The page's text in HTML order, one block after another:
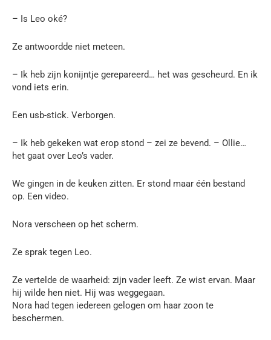
– Is Leo oké?
Ze antwoordde niet meteen.
– Ik heb zijn konijntje gerepareerd… het was gescheurd. En ik
vond iets erin.
Een usb-stick. Verborgen.
– Ik heb gekeken wat erop stond – zei ze bevend. – Ollie…
het gaat over Leo’s vader.
We gingen in de keuken zitten. Er stond maar één bestand
op. Een video.
Nora verscheen op het scherm.
Ze sprak tegen Leo.
Ze vertelde de waarheid: zijn vader leeft. Ze wist ervan. Maar
hij wilde hen niet. Hij was weggegaan.
Nora had tegen iedereen gelogen om haar zoon te
beschermen.